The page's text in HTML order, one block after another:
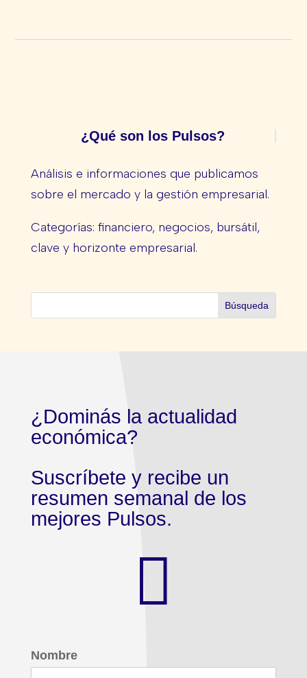
¿Qué son los Pulsos?
Análisis e informaciones que publicamos
sobre el mercado y la gestión empresarial.
Categorías: financiero, negocios, bursátil,
clave y horizonte empresarial.
¿Dominás la actualidad
económica?
Suscríbete y recibe un
resumen semanal de los
mejores Pulsos.

Nombre